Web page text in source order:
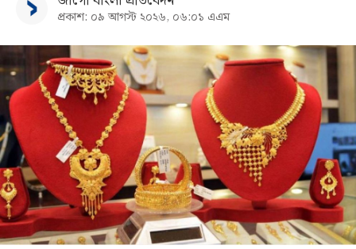
প্রকাশ: ০৯ আগস্ট ২০২৬, ০৬:০১ এএম